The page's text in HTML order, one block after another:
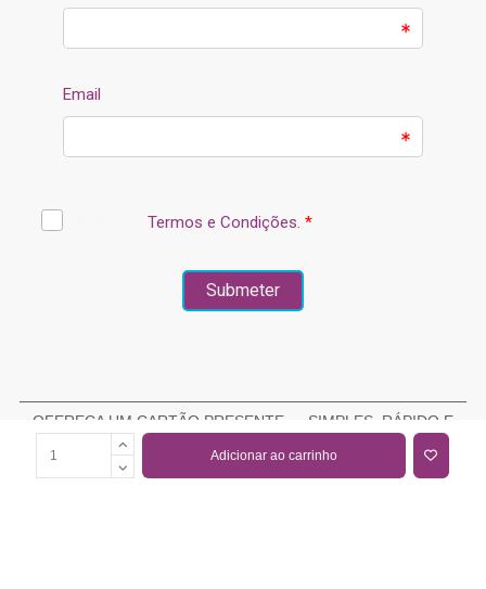
Adicionar ao carrinho
OFEREÇA UM CARTÃO PRESENTE — SIMPLES, RÁPIDO E
ELEGANTE